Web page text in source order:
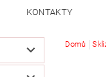
KONTAKTY
Domů